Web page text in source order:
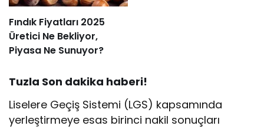
Fındık Fiyatları 2025
Üretici Ne Bekliyor,
Piyasa Ne Sunuyor?
Tuzla Son dakika haberi!
Liselere Geçiş Sistemi (LGS) kapsamında
yerleştirmeye esas birinci nakil sonuçları